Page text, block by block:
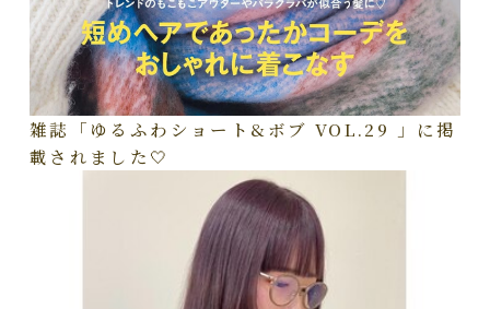
雑誌「ゆるふわショート&ボブ VOL.29 」に掲
載されました🤍